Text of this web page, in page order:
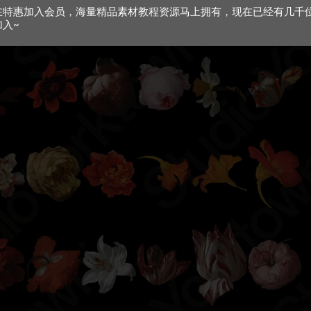
特惠加入会员，海量精品素材教程资源马上拥有，现在已经有几千
入~